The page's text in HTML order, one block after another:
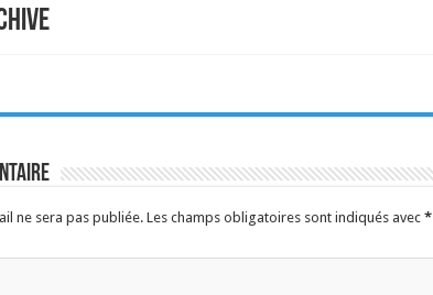
ne sera pas publiée. Les champs obligatoires sont indiqués avec *